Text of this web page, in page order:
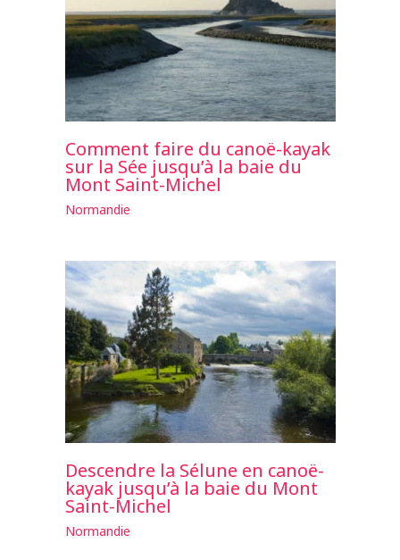
Comment faire du canoë-kayak
sur la Sée jusqu’à la baie du
Mont Saint-Michel
Normandie
Descendre la Sélune en canoë-
kayak jusqu’à la baie du Mont
Saint-Michel
Normandie